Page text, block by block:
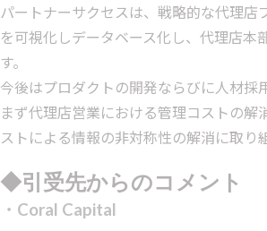
パートナーサクセスは、戦略的な代理
を可視化しデータベース化し、代理店
す。
今後はプロダクトの開発ならびに人材採
まず代理店営業における管理コストの
ストによる情報の非対称性の解消に取り
◆引受先からのコメント
・Coral Capital